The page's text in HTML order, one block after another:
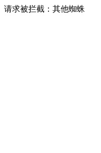
请求被拦截：其他蜘蛛